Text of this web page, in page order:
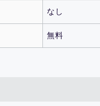
なし
無料